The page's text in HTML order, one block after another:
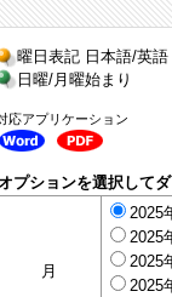
曜日表記 日本語/英語
日曜/月曜始まり
応アプリケーション
プションを選択して
月
2025
2025
2025
2025